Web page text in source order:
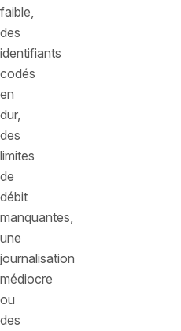
faible,
des
identifiants
codés
en
dur,
des
limites
de
débit
manquantes,
une
journalisation
médiocre
ou
des